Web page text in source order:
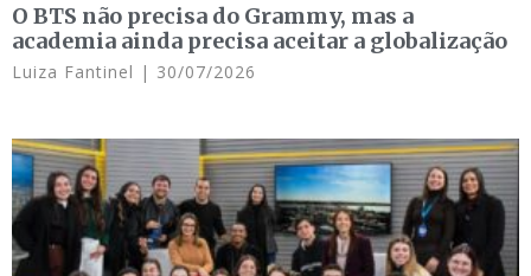
O BTS não precisa do Grammy, mas a
academia ainda precisa aceitar a globalização
Luiza Fantinel 30/07/2026